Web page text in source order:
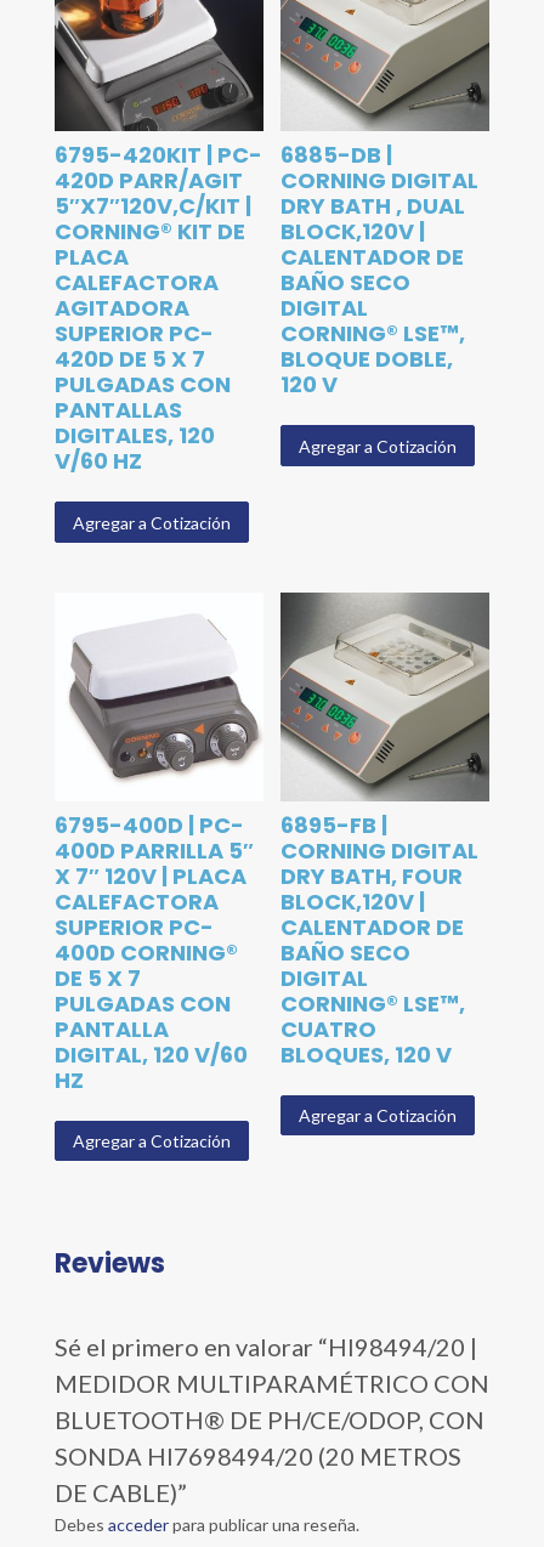
6795-420KIT | PC-
420D PARR/AGIT
5″X7″120V,C/KIT |
CORNING® KIT DE
PLACA
CALEFACTORA
AGITADORA
SUPERIOR PC-
420D DE 5 X 7
PULGADAS CON
PANTALLAS
DIGITALES, 120
V/60 HZ
Agregar a Cotización
6885-DB |
CORNING DIGITAL
DRY BATH , DUAL
BLOCK,120V |
CALENTADOR DE
BAÑO SECO
DIGITAL
CORNING® LSE™,
BLOQUE DOBLE,
120 V
Agregar a Cotización
6795-400D | PC-
400D PARRILLA 5″
X 7″ 120V | PLACA
CALEFACTORA
SUPERIOR PC-
400D CORNING®
DE 5 X 7
PULGADAS CON
PANTALLA
DIGITAL, 120 V/60
HZ
Agregar a Cotización
6895-FB |
CORNING DIGITAL
DRY BATH, FOUR
BLOCK,120V |
CALENTADOR DE
BAÑO SECO
DIGITAL
CORNING® LSE™,
CUATRO
BLOQUES, 120 V
Agregar a Cotización
Reviews
Sé el primero en valorar “HI98494/20 |
MEDIDOR MULTIPARAMÉTRICO CON
BLUETOOTH® DE PH/CE/ODOP, CON
SONDA HI7698494/20 (20 METROS
DE CABLE)”
Debes accederpara publicar una reseña.